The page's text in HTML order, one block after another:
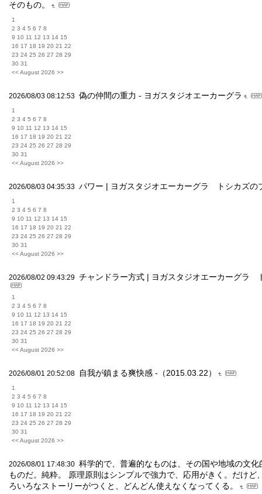
そのもの。
1
2 3 4 5 6 7 8
9 10 11 12 13 14 15
16 17 18 19 20 21 22
23 24 25 26 27 28 29
30 31
<< August 2026 >>
2026/08/03 08:12:53 偽の仲間の重力 - ヨガスタジオエーカーグラ
1
2 3 4 5 6 7 8
9 10 11 12 13 14 15
16 17 18 19 20 21 22
23 24 25 26 27 28 29
30 31
<< August 2026 >>
2026/08/03 04:35:33 パワー | ヨガスタジオエーカーグラ トシカズの
1
2 3 4 5 6 7 8
9 10 11 12 13 14 15
16 17 18 19 20 21 22
23 24 25 26 27 28 29
30 31
<< August 2026 >>
2026/08/02 09:43:29 チャンドラー方式 | ヨガスタジオエーカーグラ
1
2 3 4 5 6 7 8
9 10 11 12 13 14 15
16 17 18 19 20 21 22
23 24 25 26 27 28 29
30 31
<< August 2026 >>
2026/08/01 20:52:08 自我が鎮まる爽快感 -（2015.03.22）
1
2 3 4 5 6 7 8
9 10 11 12 13 14 15
16 17 18 19 20 21 22
23 24 25 26 27 28 29
30 31
<< August 2026 >>
2026/08/01 17:48:30 科学的で、普遍的なものは、その国や地域の文
ものだ。純粋。 原理原則はシンプルで強力で、応用がきく。だけど
ろいろなストーリーがつくと、どんどん使えなくなってくる。